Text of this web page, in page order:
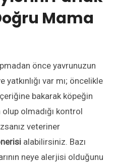
Mama
önce yavrunuzun
yatkınlığı var mı; öncelikle
bakarak köpeğin
olmadığı kontrol
veteriner
alabilirsiniz. Bazı
neye alerjisi olduğunu